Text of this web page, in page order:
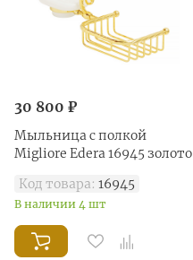
30 800 ₽
Мыльница с полкой
Migliore Edera 16945 золото
Код товара: 16945
В наличии 4 шт